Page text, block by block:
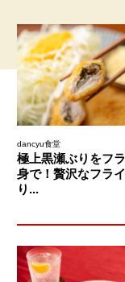
dancyu食堂
極上黒瀬ぶりをフ
身で！贅沢なフラ
り...